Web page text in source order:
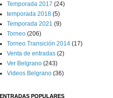
Temporada 2017 (24)
temporada 2018 (5)
Temporada 2021 (9)
Torneo (206)
Torneo Transición 2014 (17)
Venta de entradas (2)
Ver Belgrano (243)
Videos Belgrano (36)
ENTRADAS POPULARES